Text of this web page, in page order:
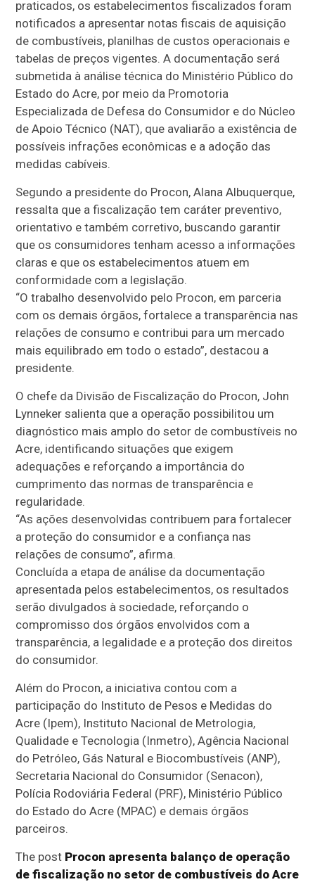
praticados, os estabelecimentos fiscalizados foram
notificados a apresentar notas fiscais de aquisição
de combustíveis, planilhas de custos operacionais e
tabelas de preços vigentes. A documentação será
submetida à análise técnica do Ministério Público do
Estado do Acre, por meio da Promotoria
Especializada de Defesa do Consumidor e do Núcleo
de Apoio Técnico (NAT), que avaliarão a existência de
possíveis infrações econômicas e a adoção das
medidas cabíveis.
Segundo a presidente do Procon, Alana Albuquerque,
ressalta que a fiscalização tem caráter preventivo,
orientativo e também corretivo, buscando garantir
que os consumidores tenham acesso a informações
claras e que os estabelecimentos atuem em
conformidade com a legislação.
“O trabalho desenvolvido pelo Procon, em parceria
com os demais órgãos, fortalece a transparência nas
relações de consumo e contribui para um mercado
mais equilibrado em todo o estado”, destacou a
presidente.
O chefe da Divisão de Fiscalização do Procon, John
Lynneker salienta que a operação possibilitou um
diagnóstico mais amplo do setor de combustíveis no
Acre, identificando situações que exigem
adequações e reforçando a importância do
cumprimento das normas de transparência e
regularidade.
“As ações desenvolvidas contribuem para fortalecer
a proteção do consumidor e a confiança nas
relações de consumo”, afirma.
Concluída a etapa de análise da documentação
apresentada pelos estabelecimentos, os resultados
serão divulgados à sociedade, reforçando o
compromisso dos órgãos envolvidos com a
transparência, a legalidade e a proteção dos direitos
do consumidor.
Além do Procon, a iniciativa contou com a
participação do Instituto de Pesos e Medidas do
Acre (Ipem), Instituto Nacional de Metrologia,
Qualidade e Tecnologia (Inmetro), Agência Nacional
do Petróleo, Gás Natural e Biocombustíveis (ANP),
Secretaria Nacional do Consumidor (Senacon),
Polícia Rodoviária Federal (PRF), Ministério Público
do Estado do Acre (MPAC) e demais órgãos
parceiros.
The post Procon apresenta balanço de operação
de fiscalização no setor de combustíveis do Acre